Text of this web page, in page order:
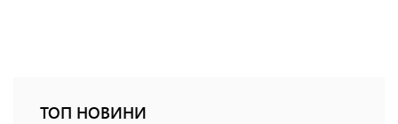
ТОП НОВИНИ